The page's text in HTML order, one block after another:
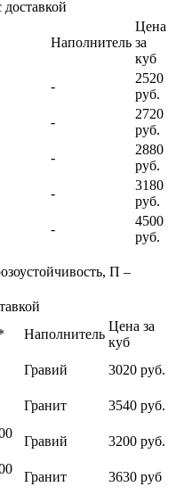
Наполнитель
Цена
за
куб
-
2520
руб.
-
2720
руб.
-
2880
руб.
-
3180
руб.
-
4500
руб.
П –
Наполнитель
Цена за
куб
Гравий 3020 руб.
Гранит 3540 руб.
Гравий 3200 руб.
Гранит 3630 руб